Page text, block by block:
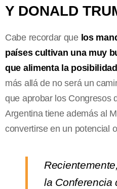
Y DONALD
Cabe recordar que los
países cultivan una muy
que alimenta la
más allá de no será un
que aprobar los Congresos
Argentina tiene además al
convertirse en un potencial
la Conferencia